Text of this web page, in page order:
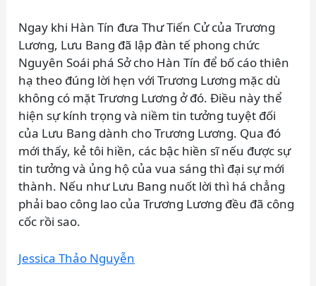
Ngay khi Hàn Tín đưa Thư Tiến Cử của Trương
Lương, Lưu Bang đã lập đàn tế phong chức
Nguyên Soái phá Sở cho Hàn Tín để bố cáo thiên
hạ theo đúng lời hẹn với Trương Lương mặc dù
không có mặt Trương Lương ở đó. Điều này thể
hiện sự kính trọng và niềm tin tưởng tuyệt đối
của Lưu Bang dành cho Trương Lương. Qua đó
mới thấy, kẻ tôi hiền, các bậc hiền sĩ nếu được sự
tin tưởng và ủng hộ của vua sáng thì đại sự mới
thành. Nếu như Lưu Bang nuốt lời thì há chẳng
phải bao công lao của Trương Lương đều đã công
cốc rồi sao.
Jessica Thảo Nguyễn